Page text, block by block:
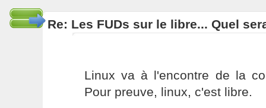
Re: Les FUDs sur le libre... Quel
Linux va à l'encontre de la
Pour preuve, linux, c'est libre.